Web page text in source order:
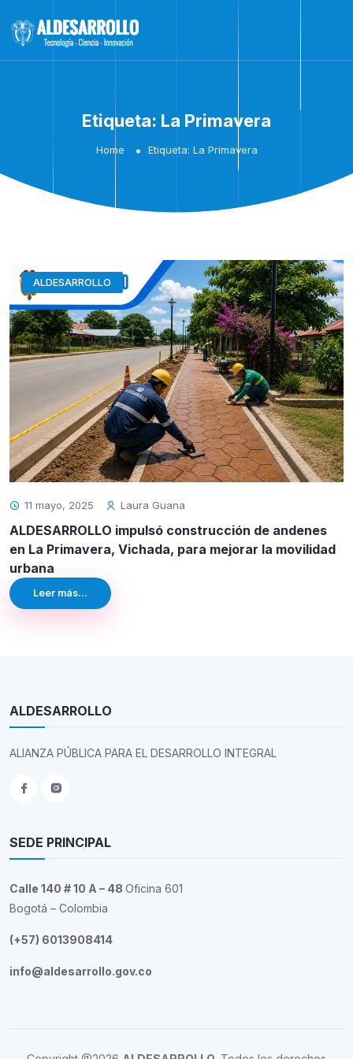
Etiqueta: La Primavera
Home Etiqueta: La Primavera
ALDESARROLLO
11 mayo, 2025 Laura Guana
ALDESARROLLO impulsó construcción de andenes
en La Primavera, Vichada, para mejorar la movilidad
urbana
Leer más...
ALDESARROLLO
ALIANZA PÚBLICA PARA EL DESARROLLO INTEGRAL
SEDE PRINCIPAL
Calle 140 # 10 A – 48 Oficina 601
Bogotá – Colombia
(+57) 6013908414
info@aldesarrollo.gov.co